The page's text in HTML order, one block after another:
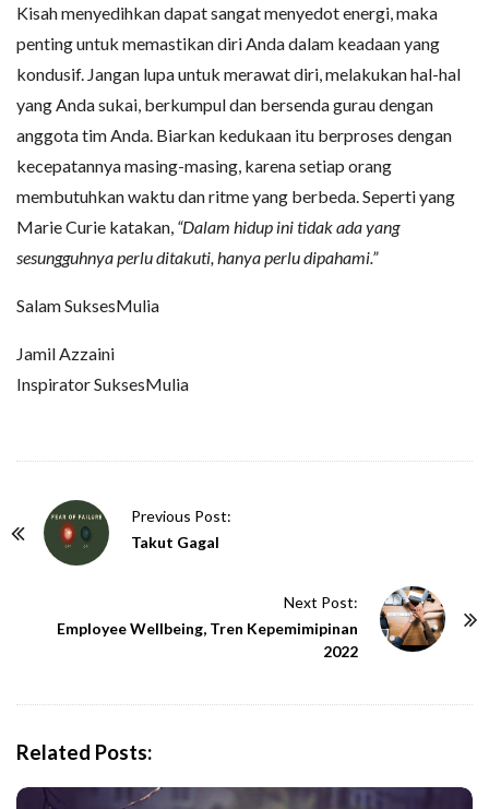
Kisah menyedihkan dapat sangat menyedot energi, maka
penting untuk memastikan diri Anda dalam keadaan yang
kondusif. Jangan lupa untuk merawat diri, melakukan hal-hal
yang Anda sukai, berkumpul dan bersenda gurau dengan
anggota tim Anda. Biarkan kedukaan itu berproses dengan
kecepatannya masing-masing, karena setiap orang
membutuhkan waktu dan ritme yang berbeda. Seperti yang
Marie Curie katakan, “Dalam hidup ini tidak ada yang
sesungguhnya perlu ditakuti, hanya perlu dipahami.”
Salam SuksesMulia
Jamil Azzaini
Inspirator SuksesMulia
Previous Post:
Takut Gagal
Next Post:
Employee Wellbeing, Tren Kepemimipinan
2022
Related Posts: